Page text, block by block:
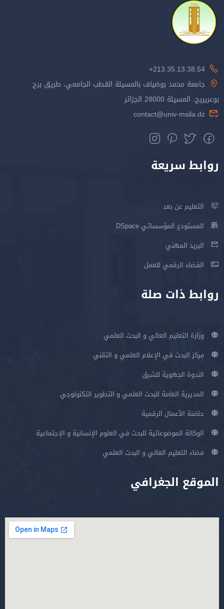
213.35.13.38.54+
جامعة محمد بوضياف بالمسيلة القطب الجامعي، طريق برج
بوعريريج، المسيلة 28000 الجزائر
contact@univ-msila.dz
روابط سريعة
التعليم عن بعد
المستودع المؤسساتي DSpace
البريد المهني
الفضاء الرقمي للعمل
روابط ذات صلة
وزارة التعليم العالي و البحث العلمي
مركز البحث في الإعلام العلمي و التقني
الندوة الجهوية للشرق
المديرية العامة للبحث العلمي و التطوير التكنولوجي
حاضنة الأعمال الرقمية
الوكالة الموضوعاتية للبحث في العلوم الإنسانية و الإجتماعية
فضاء التعليم العالي و البحث العلمي
الموقع الجغرافي